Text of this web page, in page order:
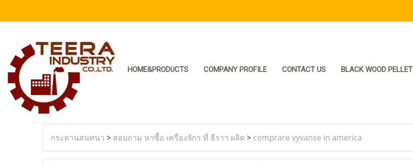
HOME&PRODUCTS COMPANY PROFILE CONTACT US BLACK WOOD PELLET
กระดานสนทนา > สอบถาม หาซื้อ เครื่องจักร ที่ ธีราฯ ผลิต > comprare vyvanse in america